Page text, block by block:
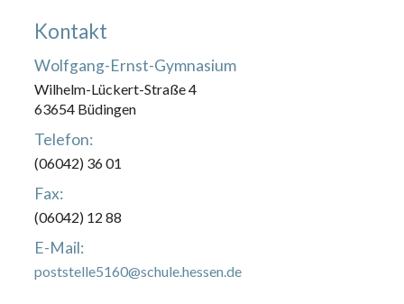
Kontakt
Wolfgang-Ernst-Gymnasium
Wilhelm-Lückert-Straße 4
63654 Büdingen
Telefon:
(06042) 36 01
Fax:
(06042) 12 88
E-Mail:
poststelle5160@schule.hessen.de